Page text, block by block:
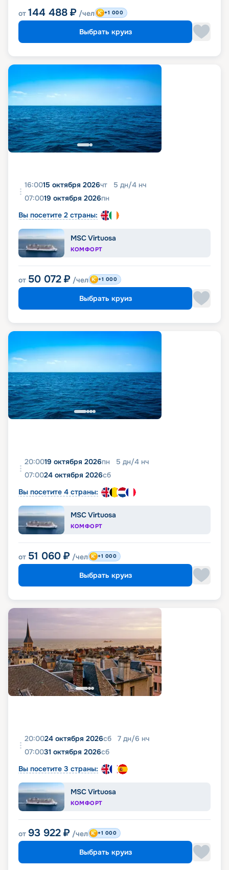
от 144 488 ₽ /чел +1 000
Выбрать круиз
16:0015 октября 2026чт 5 дн/4 нч
07:0019 октября 2026пн
Вы посетите 2 страны:
MSC Virtuosa
КОМФОРТ
от 50 072 ₽ /чел +1 000
Выбрать круиз
20:0019 октября 2026пн 5 дн/4 нч
07:0024 октября 2026сб
Вы посетите 4 страны:
MSC Virtuosa
КОМФОРТ
от 51 060 ₽ /чел +1 000
Выбрать круиз
20:0024 октября 2026сб 7 дн/6 нч
07:0031 октября 2026сб
Вы посетите 3 страны:
MSC Virtuosa
КОМФОРТ
от 93 922 ₽ /чел +1 000
Выбрать круиз